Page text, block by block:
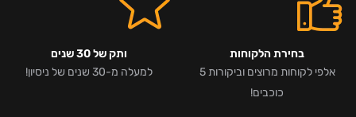
בחירת הלקוחות
אלפי לקוחות מרוצים וביקורות 5
כוכבים!
ותק של 30 שנים
למעלה מ-30 שנים של ניסיון!